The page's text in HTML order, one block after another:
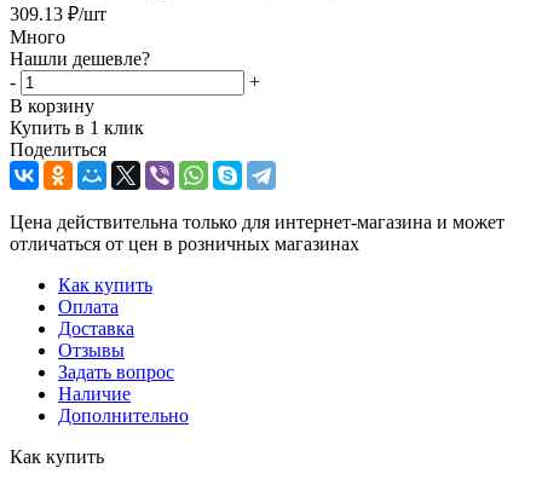
309.13 ₽/шт
Много
Нашли дешевле?
-
+
В корзину
Купить в 1 клик
Поделиться
Цена действительна только для интернет-магазина и может
отличаться от цен в розничных магазинах
Как купить
Оплата
Доставка
Отзывы
Задать вопрос
Наличие
Дополнительно
Как купить